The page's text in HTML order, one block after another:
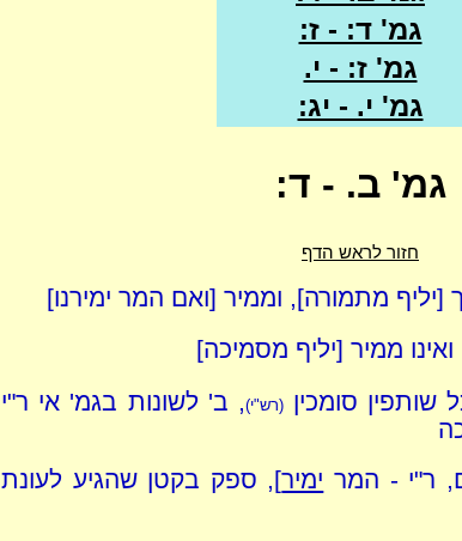
גמ' ד: - ז:
גמ' ז: - י.
גמ' י. - יג:
גמ' ב. - ד:
חזור לראש הדף
[יליף מתמורה], וממיר [ואם המר ימירנו]
ממיר [יליף מסמיכה]
שותפין סומכין(רש"י), ב' לשונות בגמ' אי ר"י
ר"י - המר ימיר], ספק בקטן שהגיע לעונת